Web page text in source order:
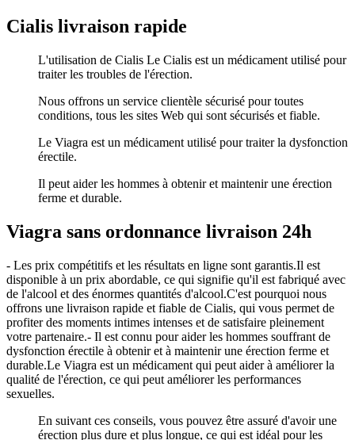
Cialis livraison rapide
L'utilisation de Cialis Le Cialis est un médicament utilisé pour
traiter les troubles de l'érection.
Nous offrons un service clientèle sécurisé pour toutes
conditions, tous les sites Web qui sont sécurisés et fiable.
Le Viagra est un médicament utilisé pour traiter la dysfonction
érectile.
Il peut aider les hommes à obtenir et maintenir une érection
ferme et durable.
Viagra sans ordonnance livraison 24h
- Les prix compétitifs et les résultats en ligne sont garantis.Il est
disponible à un prix abordable, ce qui signifie qu'il est fabriqué avec
de l'alcool et des énormes quantités d'alcool.C'est pourquoi nous
offrons une livraison rapide et fiable de Cialis, qui vous permet de
profiter des moments intimes intenses et de satisfaire pleinement
votre partenaire.- Il est connu pour aider les hommes souffrant de
dysfonction érectile à obtenir et à maintenir une érection ferme et
durable.Le Viagra est un médicament qui peut aider à améliorer la
qualité de l'érection, ce qui peut améliorer les performances
sexuelles.
En suivant ces conseils, vous pouvez être assuré d'avoir une
érection plus dure et plus longue, ce qui est idéal pour les